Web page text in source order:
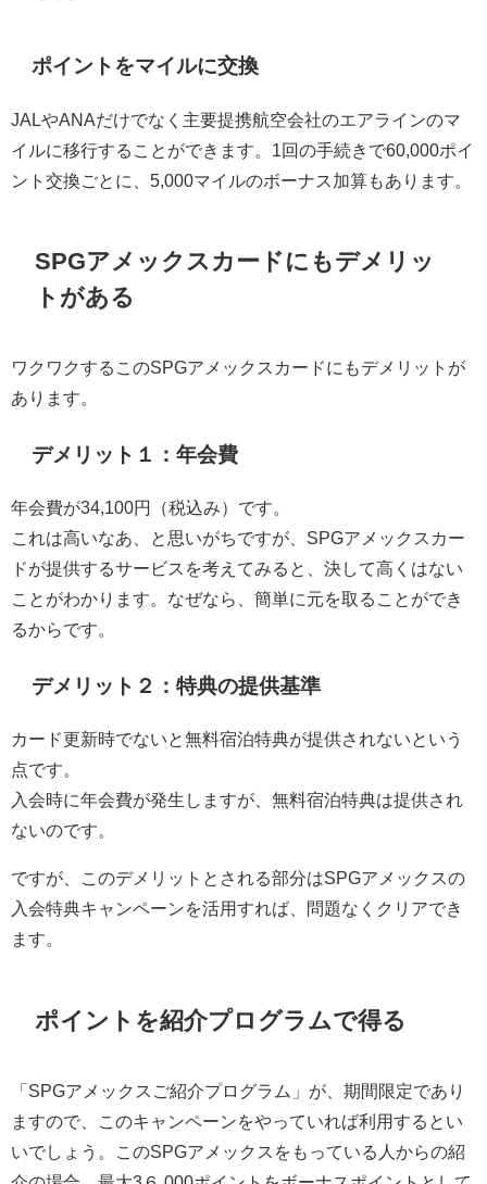
ポイントをマイルに交換
JALやANAだけでなく主要提携航空会社のエアラインのマ
イルに移行することができます。1回の手続きで60,000ポイ
ント交換ごとに、5,000マイルのボーナス加算もあります。
SPGアメックスカードにもデメリッ
トがある
ワクワクするこのSPGアメックスカードにもデメリットが
あります。
デメリット１：年会費
年会費が34,100円（税込み）です。
これは高いなあ、と思いがちですが、SPGアメックスカー
ドが提供するサービスを考えてみると、決して高くはない
ことがわかります。なぜなら、簡単に元を取ることができ
るからです。
デメリット２：特典の提供基準
カード更新時でないと無料宿泊特典が提供されないという
点です。
入会時に年会費が発生しますが、無料宿泊特典は提供され
ないのです。
ですが、このデメリットとされる部分はSPGアメックスの
入会特典キャンペーンを活用すれば、問題なくクリアでき
ます。
ポイントを紹介プログラムで得る
「SPGアメックスご紹介プログラム」が、期間限定であり
ますので、このキャンペーンをやっていれば利用するとい
いでしょう。このSPGアメックスをもっている人からの紹